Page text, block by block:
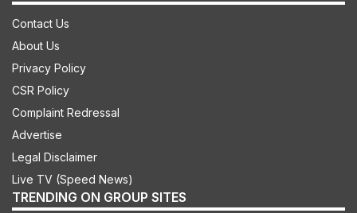
Contact Us
About Us
Privacy Policy
CSR Policy
Complaint Redressal
Advertise
Legal Disclaimer
Live TV (Speed News)
TRENDING ON GROUP SITES